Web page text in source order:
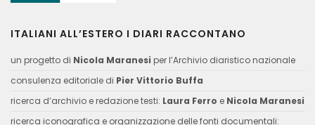
ITALIANI ALL’ESTERO I DIARI RACCONTANO
un progetto di Nicola Maranesi per l’Archivio diaristico nazionale
consulenza editoriale di Pier Vittorio Buffa
ricerca d’archivio e redazione testi: Laura Ferro e Nicola Maranesi
ricerca iconografica e organizzazione delle fonti documentali: